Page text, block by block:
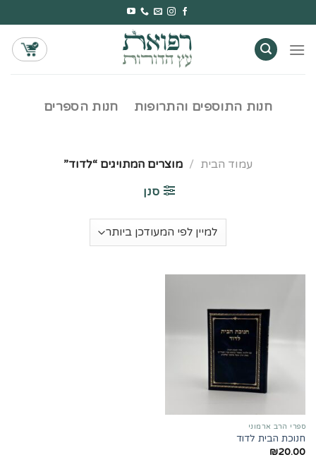
to
content
חנות התוספים והתרופות חנות הספרים
עמוד הבית / מוצרים המתויגים “לדוד”
סנן
ספרי הרב ארמוני
חנוכת הבית לדוד
₪20.00